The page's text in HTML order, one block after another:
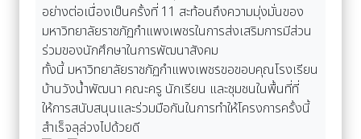
อย่างต่อเนื่องเป็นครั้งที่ 11 สะท้อนถึงความมุ่งมั่นของ
มหาวิทยาลัยราชภัฏกำแพงเพชรในการส่งเสริมการมีส่วน
ร่วมของนักศึกษาในการพัฒนาสังคม
ทั้งนี้ มหาวิทยาลัยราชภัฏกำแพงเพชรขอขอบคุณโรงเรียน
บ้านวังน้ำพัฒนา คณะครู นักเรียน และชุมชนในพื้นที่ที่
ให้การสนับสนุนและร่วมมือกันในการทำให้โครงการครั้งนี้
สำเร็จลุล่วงไปด้วยดี